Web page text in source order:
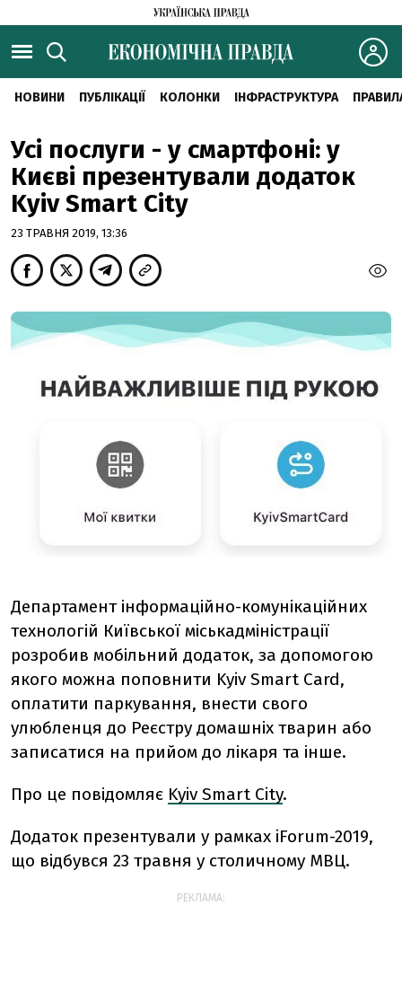
НОВИНИ ПУБЛІКАЦІЇ КОЛОНКИ ІНФРАСТРУКТУРА
Усі послуги - у смартфоні: у
Києві презентували додаток
Kyiv Smart City
23 ТРАВНЯ 2019, 13:36
Департамент інформаційно-комунікаційних
технологій Київської міськадміністрації
розробив мобільний додаток, за допомогою
якого можна поповнити Kyiv Smart Card,
оплатити паркування, внести свого
улюбленця до Реєстру домашніх тварин або
записатися на прийом до лікаря та інше.
Про це повідомляє Kyiv Smart City.
Додаток презентували у рамках iForum-2019,
що відбувся 23 травня у столичному МВЦ.
РЕКЛАМА: